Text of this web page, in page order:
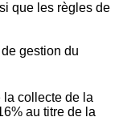
que les règles de
gestion du
la collecte de la
au titre de la